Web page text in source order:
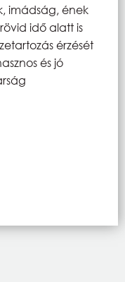
imádság, ének
idő alatt is
érzését
és jó